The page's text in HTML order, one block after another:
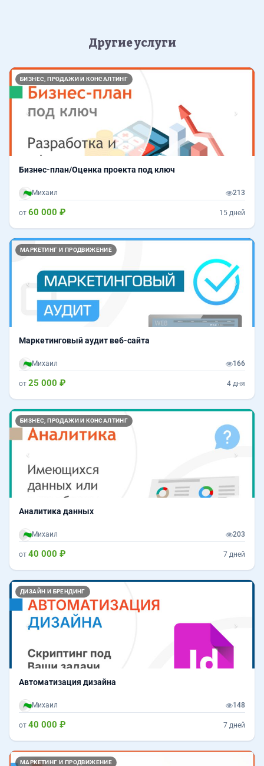
Другие услуги
БИЗНЕС, ПРОДАЖИ И КОНСАЛТИНГ
Назад
Бизнес-план/Оценка проекта под ключ
Михаил 213
от 60 000 ₽ 15 дней
МАРКЕТИНГ И ПРОДВИЖЕНИЕ
Назад
Маркетинговый аудит веб-сайта
Михаил 166
от 25 000 ₽ 4 дня
БИЗНЕС, ПРОДАЖИ И КОНСАЛТИНГ
Назад
Аналитика данных
Михаил 203
от 40 000 ₽ 7 дней
ДИЗАЙН И БРЕНДИНГ
Назад
Автоматизация дизайна
Михаил 148
от 40 000 ₽ 7 дней
МАРКЕТИНГ И ПРОДВИЖЕНИЕ
Назад